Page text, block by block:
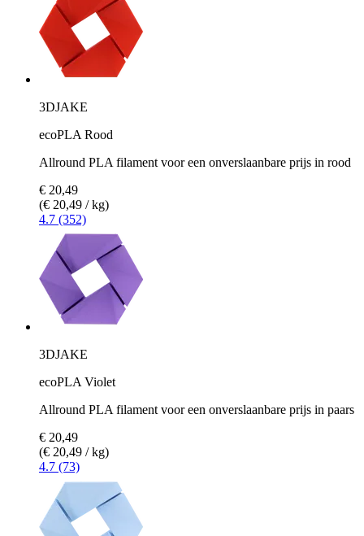
3DJAKE
ecoPLA Rood
Allround PLA filament voor een onverslaanbare prijs in rood
€ 20,49
(€ 20,49 / kg)
4.7 (352)
3DJAKE
ecoPLA Violet
Allround PLA filament voor een onverslaanbare prijs in paars
€ 20,49
(€ 20,49 / kg)
4.7 (73)